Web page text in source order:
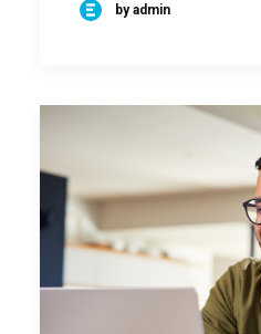
by admin